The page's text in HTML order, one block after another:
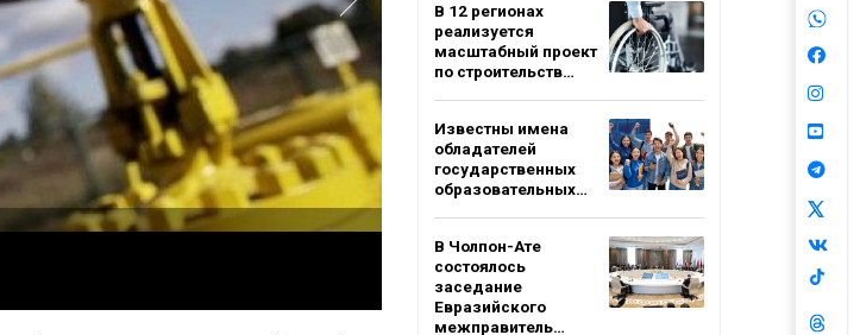
В 12 регионах
реализуется
масштабный проект
по строительств…
Известны имена
обладателей
государственных
образовательных…
В Чолпон-Ате
состоялось
заседание
Евразийского
межправитель…